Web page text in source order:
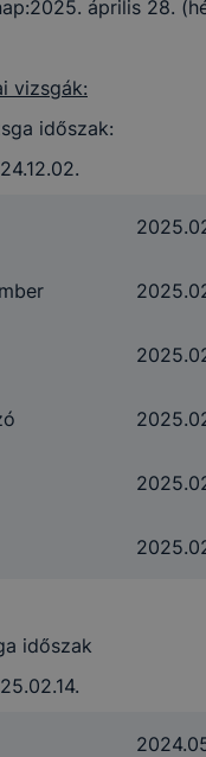
április 28.
vizsgák:
időszak:
időszak